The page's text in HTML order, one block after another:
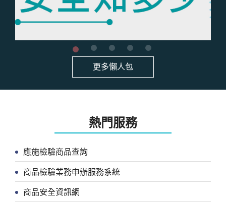
更多懶人包
熱門服務
應施檢驗商品查詢
商品檢驗業務申辦服務系統
商品安全資訊網